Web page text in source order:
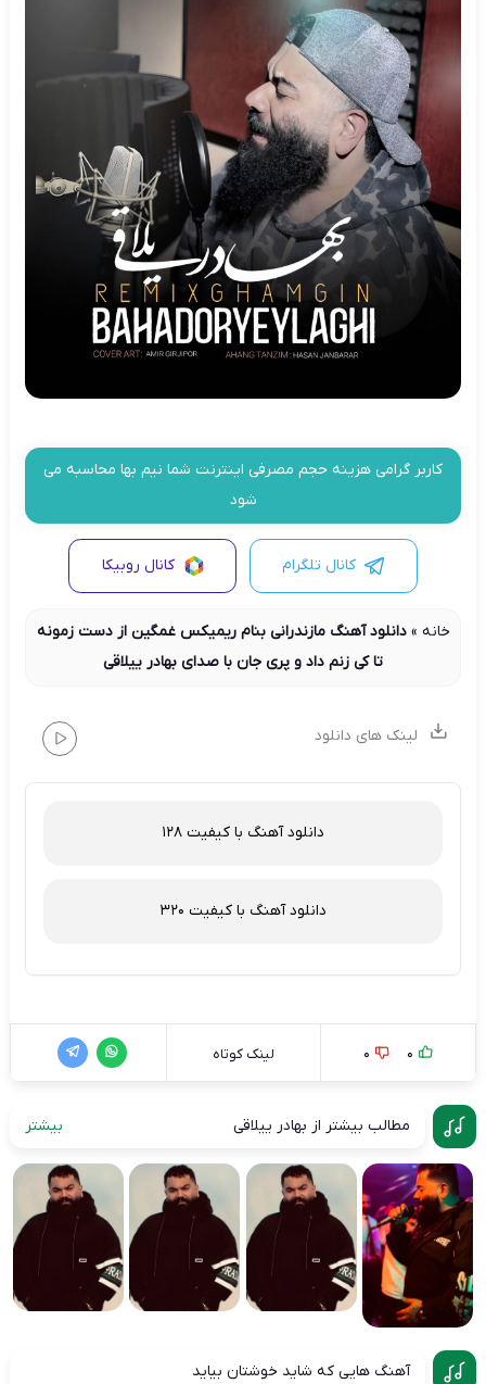
کاربر گرامی هزینه حجم مصرفی اینترنت شما نیم بها محاسبه می
شود
کانال تلگرام کانال روبیکا
خانه »دانلود آهنگ مازندرانی بنام ریمیکس غمگین از دست زمونه
تا کی زنم داد و پری جان با صدای بهادر ییلاقی
لینک های دانلود
دانلود آهنگ با کیفیت 128
دانلود آهنگ با کیفیت 320
0
0 لینک کوتاه
مطالب بیشتر از بهادر ییلاقی بیشتر
آهنگ هایی که شاید خوشتان بیاید